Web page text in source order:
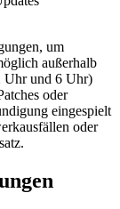
um
außerhalb
Uhr und 6 Uhr)
oder
eingespielt
oder